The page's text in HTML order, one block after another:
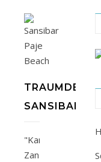
SANSIBAR
"Karibu
Zanzibar“